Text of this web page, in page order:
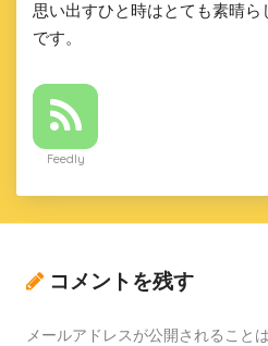
思い出すひと時はとても素晴
です。
Feedly
コメントを残す
メールアドレスが公開されること